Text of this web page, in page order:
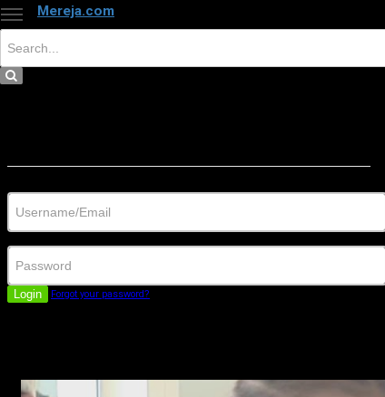
Mereja.com
Login Forgot your password?